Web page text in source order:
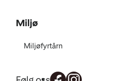
Miljø
Miljøfyrtårn